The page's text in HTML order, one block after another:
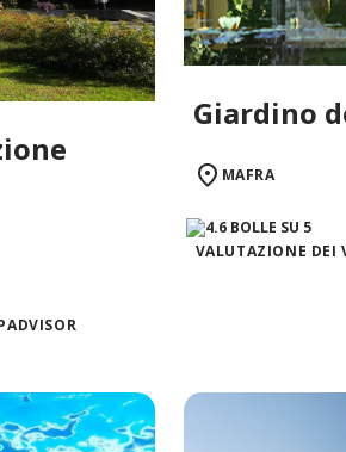
Giardino
MAFRA
VALUTAZIONE DEI